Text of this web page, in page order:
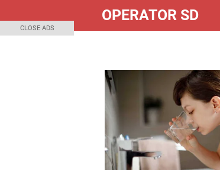
OPERATOR SD
CLOSE ADS